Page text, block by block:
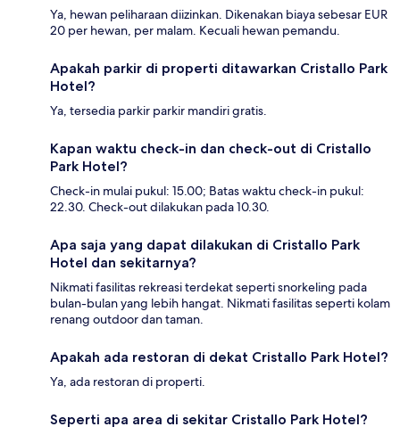
Ya, hewan peliharaan diizinkan. Dikenakan biaya sebesar EUR
20 per hewan, per malam. Kecuali hewan pemandu.
Apakah parkir di properti ditawarkan Cristallo Park
Hotel?
Ya, tersedia parkir parkir mandiri gratis.
Kapan waktu check-in dan check-out di Cristallo
Park Hotel?
Check-in mulai pukul: 15.00; Batas waktu check-in pukul:
22.30. Check-out dilakukan pada 10.30.
Apa saja yang dapat dilakukan di Cristallo Park
Hotel dan sekitarnya?
Nikmati fasilitas rekreasi terdekat seperti snorkeling pada
bulan-bulan yang lebih hangat. Nikmati fasilitas seperti kolam
renang outdoor dan taman.
Apakah ada restoran di dekat Cristallo Park Hotel?
Ya, ada restoran di properti.
Seperti apa area di sekitar Cristallo Park Hotel?